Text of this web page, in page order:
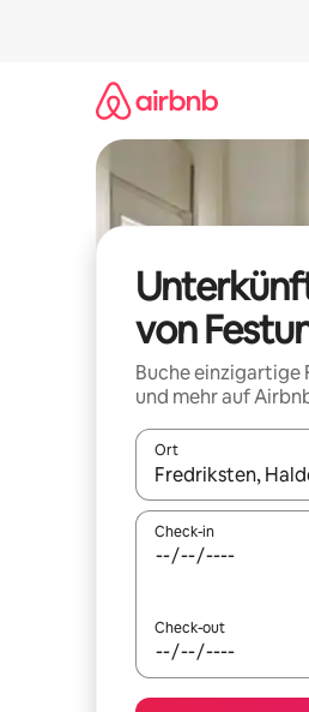
von
Buche einzigartige
und mehr auf
Ort
Wenn Ergebnisse
Check-in
Check-out